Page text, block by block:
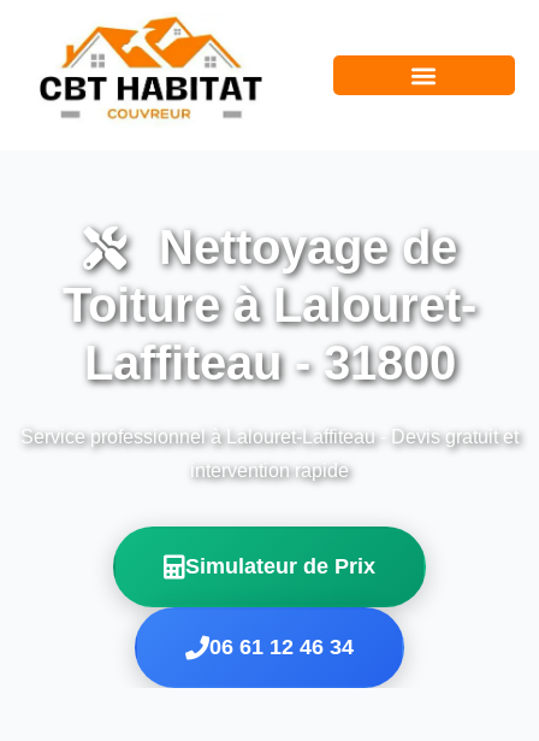
Nettoyage de
Toiture à Lalouret-
Laffiteau - 31800
Service professionnel à Lalouret-Laffiteau - Devis gratuit et
intervention rapide
Simulateur de Prix
06 61 12 46 34